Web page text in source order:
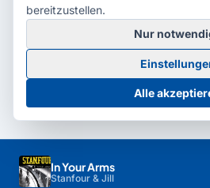
In Your Arms
Stanfour & Jill
© 2026 Radio Potsdam. Webseite
Babelsberg
BarrierefreiheitserklärungAGB
Cookie-
bereitzustellen.
Nur
Alle